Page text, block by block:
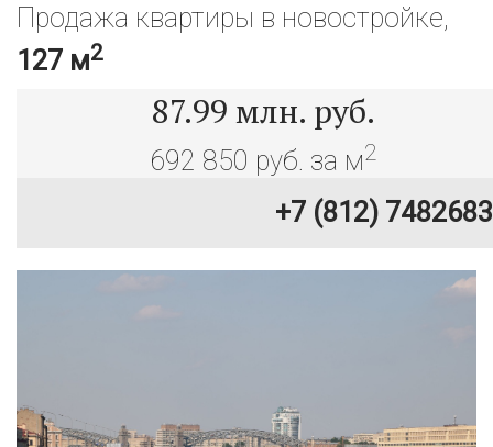
Продажа квартиры в новостройке,
127 м2
87.99 млн. руб.
692 850 руб. за м2
+7 (812) 7482683